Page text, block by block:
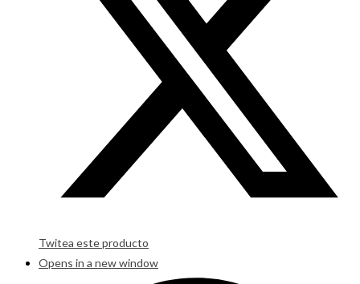
Twitea este producto
Opens in a new window